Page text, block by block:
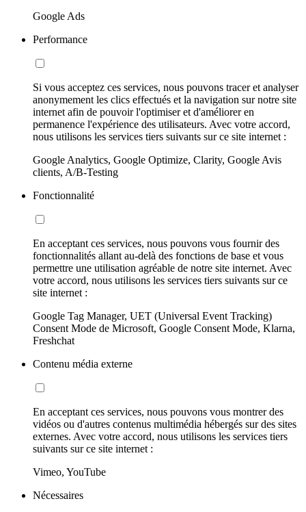
Google Ads
Performance
Si vous acceptez ces services, nous pouvons tracer et analyser
anonymement les clics effectués et la navigation sur notre site
internet afin de pouvoir l'optimiser et d'améliorer en
permanence l'expérience des utilisateurs. Avec votre accord,
nous utilisons les services tiers suivants sur ce site internet :
Google Analytics, Google Optimize, Clarity, Google Avis
clients, A/B-Testing
Fonctionnalité
En acceptant ces services, nous pouvons vous fournir des
fonctionnalités allant au-delà des fonctions de base et vous
permettre une utilisation agréable de notre site internet. Avec
votre accord, nous utilisons les services tiers suivants sur ce
site internet :
Google Tag Manager, UET (Universal Event Tracking)
Consent Mode de Microsoft, Google Consent Mode, Klarna,
Freshchat
Contenu média externe
En acceptant ces services, nous pouvons vous montrer des
vidéos ou d'autres contenus multimédia hébergés sur des sites
externes. Avec votre accord, nous utilisons les services tiers
suivants sur ce site internet :
Vimeo, YouTube
Nécessaires